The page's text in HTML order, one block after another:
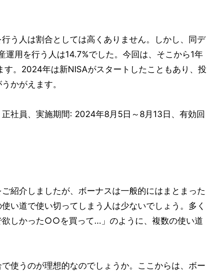
う人は割合としては高くありません。しかし、同デ
用を行う人は14.7%でした。今回は、そこから1年
す。2024年は新NISAがスタートしたこともあり、投
かがえます。
社員、実施期間: 2024年8月5日～8月13日、有効回
紹介しましたが、ボーナスは一般的にはまとまった
い道で使い切ってしまう人は少ないでしょう。多く
欲しかった○○を買って…」のように、複数の使い道
使うのが理想的なのでしょうか。ここからは、ボー